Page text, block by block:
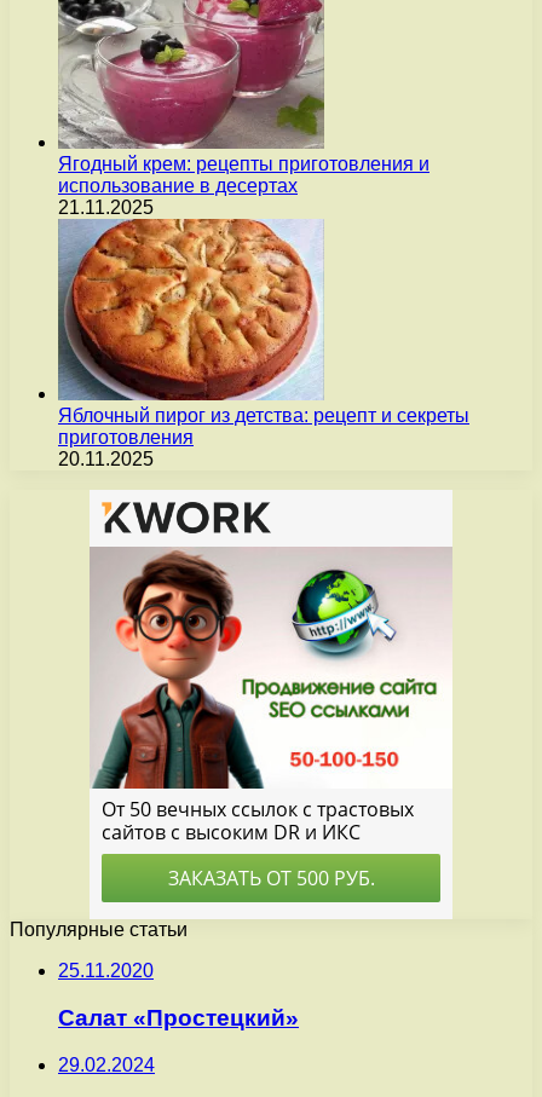
Ягодный крем: рецепты приготовления и
использование в десертах
21.11.2025
Яблочный пирог из детства: рецепт и секреты
приготовления
20.11.2025
Популярные статьи
25.11.2020
Салат «Простецкий»
29.02.2024